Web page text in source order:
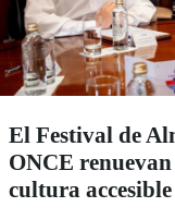
El Festival de
ONCE
cultura